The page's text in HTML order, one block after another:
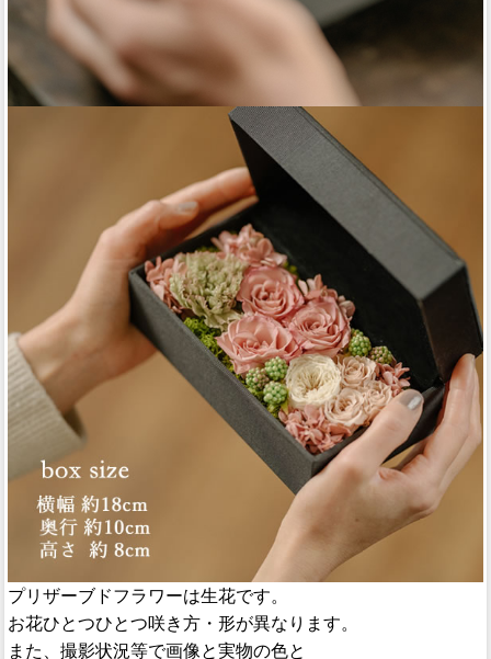
プリザーブドフラワーは生花です。
お花ひとつひとつ咲き方・形が異なります。
また、撮影状況等で画像と実物の色と